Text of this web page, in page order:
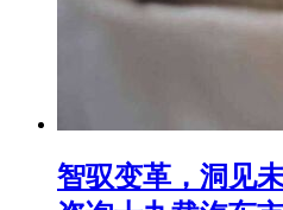
智驭变革，洞见